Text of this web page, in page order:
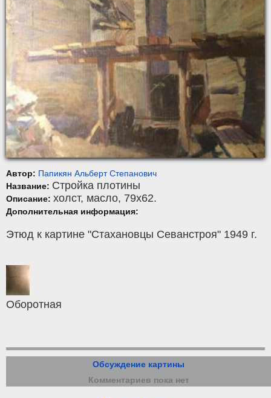
Автор: Папикян Альберт Степанович
Название: Стройка плотины
Описание: холст, масло, 79x62.
Дополнительная информация:
Этюд к картине "Стахановцы Севанстроя" 1949 г.
Оборотная
Обсуждение картины
Комментариев пока нет